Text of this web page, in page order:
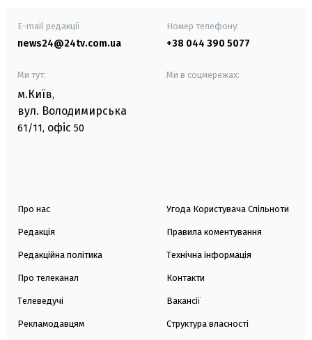
E-mail редакції
news24@24tv.com.ua
Номер телефону:
+38 044 390 5077
Ми тут:
м.Київ,
вул. Володимирська
61/11, офіс 50
Ми в соцмережах:
Про нас
Редакція
Редакційна політика
Про телеканал
Телеведучі
Рекламодавцям
Угода Користувача Спільноти
Правила коментування
Технічна інформація
Контакти
Вакансії
Структура власності